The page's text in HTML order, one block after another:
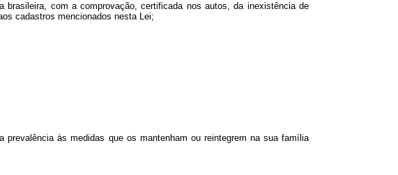
com a comprovação, certificada nos autos, da inexistência de
cadastros mencionados nesta Lei;
às medidas que os mantenham ou reintegrem na sua família